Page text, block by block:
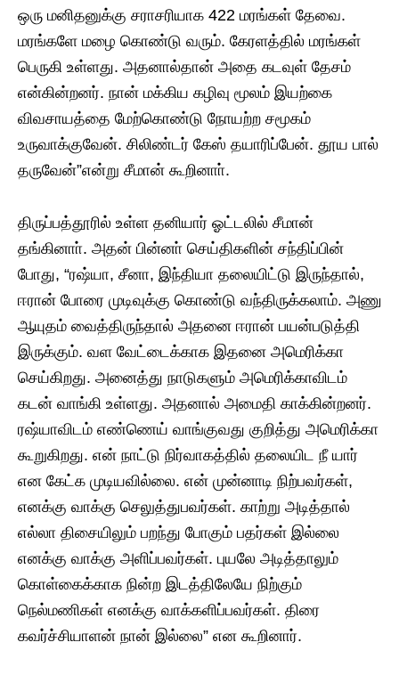
ஒரு மனிதனுக்கு சராசரியாக 422 மரங்கள் தேவை.
மரங்களே மழை கொண்டு வரும். கேரளத்தில் மரங்கள்
பெருகி உள்ளது. அதனால்தான் அதை கடவுள் தேசம்
என்கின்றனர். நான் மக்கிய கழிவு மூலம் இயற்கை
விவசாயத்தை மேற்கொண்டு நோயற்ற சமூகம்
உருவாக்குவேன். சிலிண்டர் கேஸ் தயாரிப்பேன். தூய பால்
தருவேன்”என்று சீமான் கூறினாா்.
திருப்பத்தூரில் உள்ள தனியார் ஓட்டலில் சீமான்
தங்கினாா். அதன் பின்னா் செய்திகளின் சந்திப்பின்
போது, “ரஷ்யா, சீனா, இந்தியா தலையிட்டு இருந்தால்,
ஈரான் போரை முடிவுக்கு கொண்டு வந்திருக்கலாம். அணு
ஆயுதம் வைத்திருந்தால் அதனை ஈரான் பயன்படுத்தி
இருக்கும். வள வேட்டைக்காக இதனை அமெரிக்கா
செய்கிறது. அனைத்து நாடுகளும் அமெரிக்காவிடம்
கடன் வாங்கி உள்ளது. அதனால் அமைதி காக்கின்றனர்.
ரஷ்யாவிடம் எண்ணெய் வாங்குவது குறித்து அமெரிக்கா
கூறுகிறது. என் நாட்டு நிர்வாகத்தில் தலையிட நீ யார்
என கேட்க முடியவில்லை. என் முன்னாடி நிற்பவர்கள்,
எனக்கு வாக்கு செலுத்துபவர்கள். காற்று அடித்தால்
எல்லா திசையிலும் பறந்து போகும் பதர்கள் இல்லை
எனக்கு வாக்கு அளிப்பவர்கள். புயலே அடித்தாலும்
கொள்கைக்காக நின்ற இடத்திலேயே நிற்கும்
நெல்மணிகள் எனக்கு வாக்களிப்பவர்கள். திரை
கவர்ச்சியாளன் நான் இல்லை” என கூறினார்.